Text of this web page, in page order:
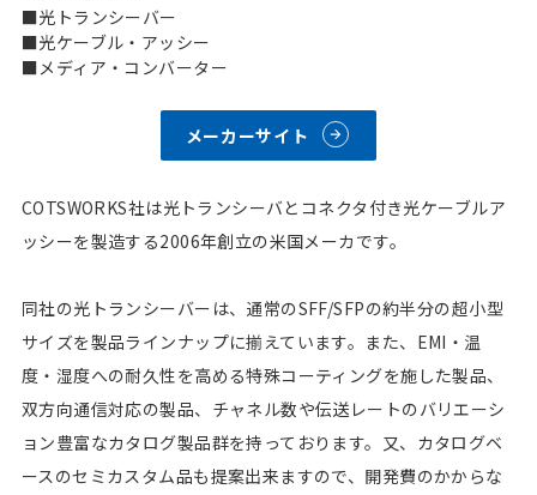
■光トランシーバー
■光ケーブル・アッシー
■メディア・コンバーター
メーカーサイト
COTSWORKS社は光トランシーバとコネクタ付き光ケーブルア
ッシーを製造する2006年創立の米国メーカです。
同社の光トランシーバーは、通常のSFF/SFPの約半分の超小型
サイズを製品ラインナップに揃えています。また、EMI・温
度・湿度への耐久性を高める特殊コーティングを施した製品、
双方向通信対応の製品、チャネル数や伝送レートのバリエーシ
ョン豊富なカタログ製品群を持っております。又、カタログベ
ースのセミカスタム品も提案出来ますので、開発費のかからな